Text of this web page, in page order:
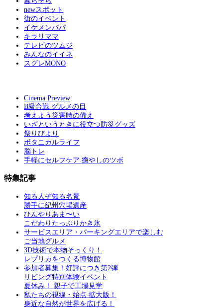
newスポット
街のイベント
イケメンパパ
キラリママ
テレビのツムジ
みんなのイイネ
スグレMONO
Cinema Preview
B級合戦 グルメの目
考えよう災害時の備え
いざというときに役立つ防災グッズ
祭りびより
ボタニカルライフ
脳トレ
手軽にセルフケア 癒やしのツボ
特集記事
知る人ぞ知る名景
勝手に紀州穴場遺産
ひんやりあま〜い
こだわりたっぷりかき氷
サービスエリア・パーキングエリアで楽しむ
ご当地グルメ
3D技術で本物そっくり！
レプリカをつくる博物館
参加者募集！好評につき第2弾
リビング特別体験イベント
夏休み！ 親子で工場見学
私たちの視線・始点 拡大版！
身近な自然が世界を広げる！